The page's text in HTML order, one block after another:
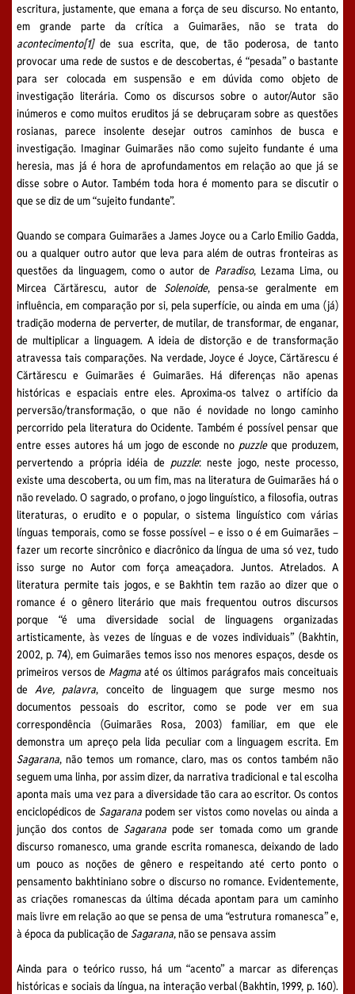
escritura, justamente, que emana a força de seu discurso. No entanto,
em grande parte da crítica a Guimarães, não se trata do
acontecimento[1]de sua escrita, que, de tão poderosa, de tanto
provocar uma rede de sustos e de descobertas, é “pesada” o bastante
para ser colocada em suspensão e em dúvida como objeto de
investigação literária. Como os discursos sobre o autor/Autor são
inúmeros e como muitos eruditos já se debruçaram sobre as questões
rosianas, parece insolente desejar outros caminhos de busca e
investigação. Imaginar Guimarães não como sujeito fundante é uma
heresia, mas já é hora de aprofundamentos em relação ao que já se
disse sobre o Autor. Também toda hora é momento para se discutir o
que se diz de um “sujeito fundante”.
Quando se compara Guimarães a James Joyce ou a Carlo Emilio Gadda,
ou a qualquer outro autor que leva para além de outras fronteiras as
questões da linguagem, como o autor de Paradiso, Lezama Lima, ou
Mircea Cărtărescu, autor de Solenoide, pensa-se geralmente em
influência, em comparação por si, pela superfície, ou ainda em uma (já)
tradição moderna de perverter, de mutilar, de transformar, de enganar,
de multiplicar a linguagem. A ideia de distorção e de transformação
atravessa tais comparações. Na verdade, Joyce é Joyce, Cărtărescu é
Cărtărescu e Guimarães é Guimarães. Há diferenças não apenas
históricas e espaciais entre eles. Aproxima-os talvez o artifício da
perversão/transformação, o que não é novidade no longo caminho
percorrido pela literatura do Ocidente. Também é possível pensar que
entre esses autores há um jogo de esconde no puzzleque produzem,
pervertendo a própria idéia de puzzle: neste jogo, neste processo,
existe uma descoberta, ou um fim, mas na literatura de Guimarães há o
não revelado. O sagrado, o profano, o jogo linguístico, a filosofia, outras
literaturas, o erudito e o popular, o sistema linguístico com várias
línguas temporais, como se fosse possível – e isso o é em Guimarães –
fazer um recorte sincrônico e diacrônico da língua de uma só vez, tudo
isso surge no Autor com força ameaçadora. Juntos. Atrelados. A
literatura permite tais jogos, e se Bakhtin tem razão ao dizer que o
romance é o gênero literário que mais frequentou outros discursos
porque “é uma diversidade social de linguagens organizadas
artisticamente, às vezes de línguas e de vozes individuais” (Bakhtin,
2002, p. 74), em Guimarães temos isso nos menores espaços, desde os
primeiros versos de Magma até os últimos parágrafos mais conceituais
de Ave, palavra, conceito de linguagem que surge mesmo nos
documentos pessoais do escritor, como se pode ver em sua
correspondência (Guimarães Rosa, 2003) familiar, em que ele
demonstra um apreço pela lida peculiar com a linguagem escrita. Em
Sagarana, não temos um romance, claro, mas os contos também não
seguem uma linha, por assim dizer, da narrativa tradicional e tal escolha
aponta mais uma vez para a diversidade tão cara ao escritor. Os contos
enciclopédicos de Sagarana podem ser vistos como novelas ou ainda a
junção dos contos de Sagarana pode ser tomada como um grande
discurso romanesco, uma grande escrita romanesca, deixando de lado
um pouco as noções de gênero e respeitando até certo ponto o
pensamento bakhtiniano sobre o discurso no romance. Evidentemente,
as criações romanescas da última década apontam para um caminho
mais livre em relação ao que se pensa de uma “estrutura romanesca” e,
à época da publicação de Sagarana, não se pensava assim
Ainda para o teórico russo, há um “acento” a marcar as diferenças
históricas e sociais da língua, na interação verbal (Bakhtin, 1999, p. 160).